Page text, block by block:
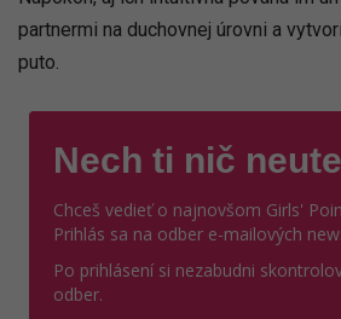
partnermi na duchovnej úrovni a
puto.
Nech ti nič
Chceš vedieť o najnovšom Girls'
Prihlás sa na odber e-mailových
Po prihlásení si nezabudni
odber.